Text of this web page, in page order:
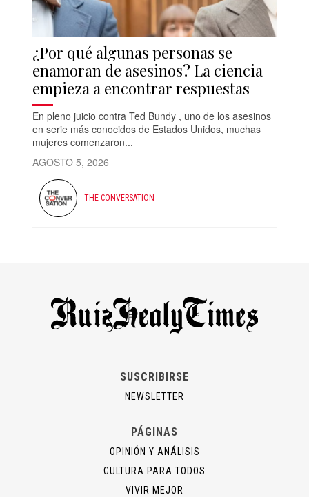
¿Por qué algunas personas se
enamoran de asesinos? La ciencia
empieza a encontrar respuestas
En pleno juicio contra Ted Bundy , uno de los asesinos
en serie más conocidos de Estados Unidos, muchas
mujeres comenzaron...
AGOSTO 5, 2026
THE CONVERSATION
SUSCRIBIRSE
NEWSLETTER
PÁGINAS
OPINIÓN Y ANÁLISIS
CULTURA PARA TODOS
VIVIR MEJOR